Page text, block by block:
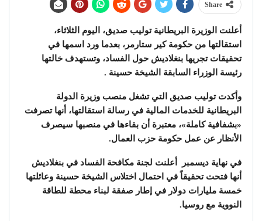
Share
أعلنت الوزيرة البريطانية توليب صديق، اليوم الثلاثاء،
استقالتها من حكومة كير ستارمر، بعدما ورد اسمها في
تحقيقات تجريها بنغلاديش حول الفساد، وتستهدف خالتها
رئيسة الوزراء السابقة الشيخة حسينة .
وأكدت توليب صديق التي تشغل منصب وزيرة الدولة
البريطانية للخدمات المالية في رسالة استقالتها، أنها تصرفت
«بشفافية كاملة»، معتبرة أن بقاءها في منصبها سيصرف
الأنظار عن عمل حكومة حزب العمال.
في نهاية ديسمبر أعلنت لجنة مكافحة الفساد في بنغلاديش
أنها فتحت تحقيقاً في احتمال اختلاس الشيخة حسينة وعائلتها
خمسة مليارات دولار في إطار صفقة لبناء محطة للطاقة
النووية مع روسيا.